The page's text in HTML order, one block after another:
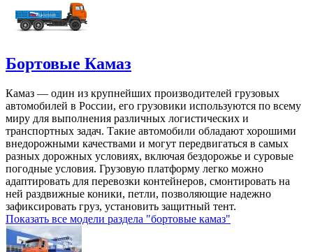
Бортовые Камаз
Камаз — один из крупнейших производителей грузовых
автомобилей в России, его грузовики используются по всему
миру для выполнения различных логистических и
транспортных задач. Такие автомобили обладают хорошими
внедорожными качествами и могут передвигаться в самых
разных дорожных условиях, включая бездорожье и суровые
погодные условия. Грузовую платформу легко можно
адаптировать для перевозки контейнеров, смонтировать на
ней раздвижные коники, петли, позволяющие надежно
зафиксировать груз, установить защитный тент.
Показать все модели раздела "бортовые камаз"